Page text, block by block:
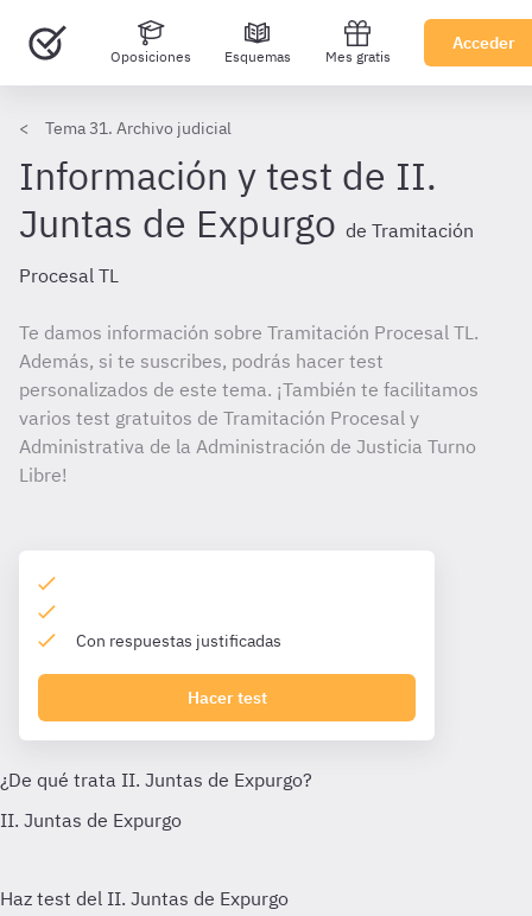
Oposiciones Esquemas Mes gratis
Acceder
Tema 31. Archivo judicial
Información y test de II.
Juntas de Expurgo de Tramitación
Procesal TL
Te damos información sobre Tramitación Procesal TL.
Además, si te suscribes, podrás hacer test
personalizados de este tema. ¡También te facilitamos
varios test gratuitos de Tramitación Procesal y
Administrativa de la Administración de Justicia Turno
Libre!
Con respuestas justificadas
Hacer test